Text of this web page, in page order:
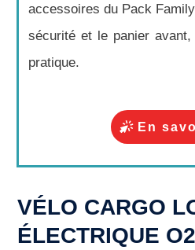
accessoires du Pack
sécurité et le panier
pratique.
En
VÉLO CARGO
ÉLECTRIQUE